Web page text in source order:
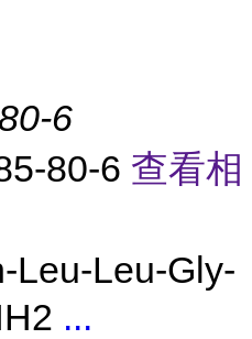
6
80-6 查看相
Leu-Leu-Gly-
...